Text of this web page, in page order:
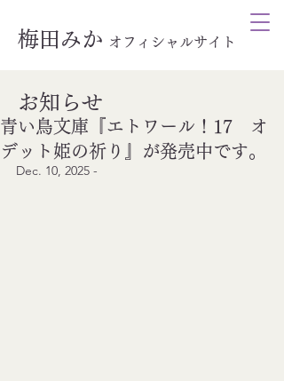
梅田みか オ フィシャルサイト
青い鳥文庫『エトワール！17 オ
デット姫の祈り』が発売中です。
Dec. 10, 2025 -
お知らせ